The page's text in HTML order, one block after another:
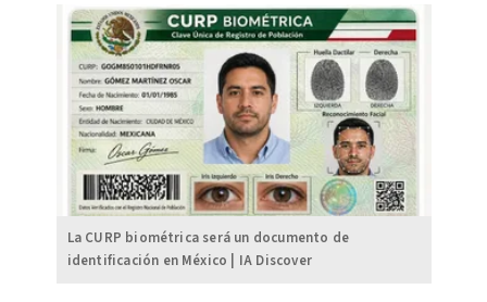
La CURP biométrica será un documento de
identificación en México | IA Discover